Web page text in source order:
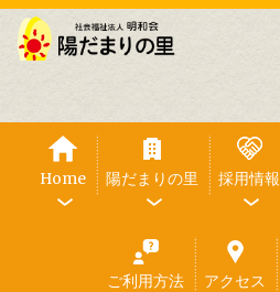
Home 陽だまりの里 採用情報
ご利用方法 アクセス